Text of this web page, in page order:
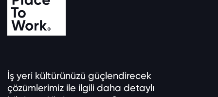
İş yeri kültürünüzü güçlendirecek
çözümlerimiz ile ilgili daha detaylı